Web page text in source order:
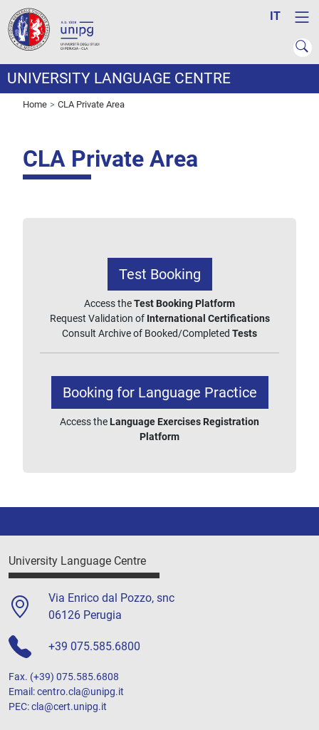
IT
UNIVERSITY LANGUAGE CENTRE
Home CLA Private Area
CLA Private Area
Test Booking
Access theTest Booking Platform
Request Validation of International Certifications
Consult Archive of Booked/Completed Tests
Booking for Language Practice
Access the Language Exercises Registration
Platform
University Language Centre
Via Enrico dal Pozzo, snc
06126 Perugia
+39 075.585.6800
Fax. (+39) 075.585.6808
Email: centro.cla@unipg.it
PEC: cla@cert.unipg.it